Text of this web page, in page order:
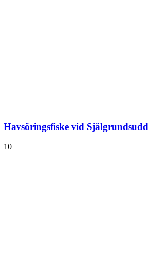
Havsöringsfiske vid Själgrundsudd
10